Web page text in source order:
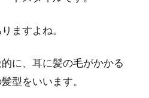
た方が髪にいい？
ますよね。
に、耳に髪の毛がかかる
型をいいます。